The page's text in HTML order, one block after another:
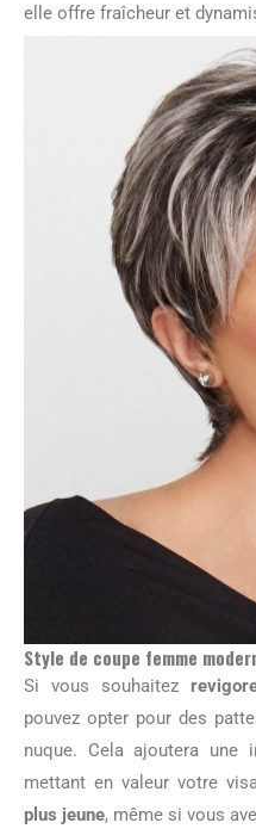
elle offre fraîcheur et
Style de coupe femme
Si vous souhaitez
pouvez opter pour des
nuque. Cela ajoutera une
mettant en valeur votre
plus jeune, même si vous